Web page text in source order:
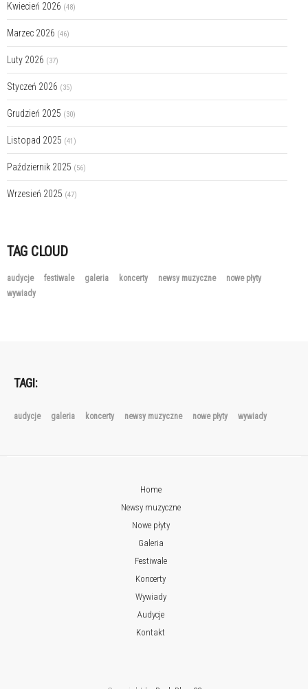
Kwiecień 2026 (48)
Marzec 2026 (46)
Luty 2026 (37)
Styczeń 2026 (35)
Grudzień 2025 (30)
Listopad 2025 (41)
Październik 2025 (56)
Wrzesień 2025 (47)
TAG CLOUD
audycje festiwale galeria koncerty newsy muzyczne
nowe płyty
wywiady
TAGI:
audycje galeria koncerty newsy muzyczne nowe płyty wywiady
Home
Newsy muzyczne
Nowe płyty
Galeria
Festiwale
Koncerty
Wywiady
Audycje
Kontakt